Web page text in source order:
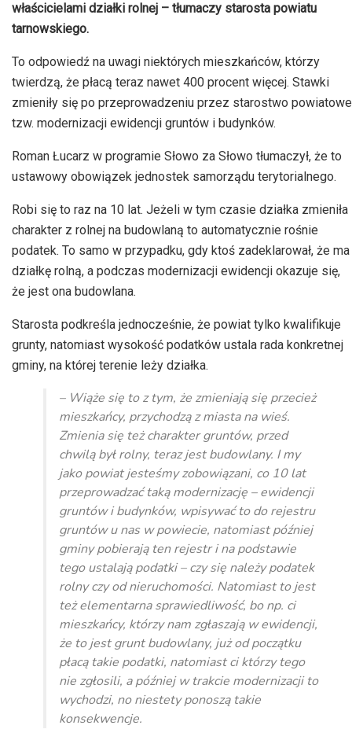
właścicielami działki rolnej – tłumaczy starosta powiatu
tarnowskiego.
To odpowiedź na uwagi niektórych mieszkańców, którzy
twierdzą, że płacą teraz nawet 400 procent więcej. Stawki
zmieniły się po przeprowadzeniu przez starostwo powiatowe
tzw. modernizacji ewidencji gruntów i budynków.
Roman Łucarz w programie Słowo za Słowo tłumaczył, że to
ustawowy obowiązek jednostek samorządu terytorialnego.
Robi się to raz na 10 lat. Jeżeli w tym czasie działka zmieniła
charakter z rolnej na budowlaną to automatycznie rośnie
podatek. To samo w przypadku, gdy ktoś zadeklarował, że ma
działkę rolną, a podczas modernizacji ewidencji okazuje się,
że jest ona budowlana.
Starosta podkreśla jednocześnie, że powiat tylko kwalifikuje
grunty, natomiast wysokość podatków ustala rada konkretnej
gminy, na której terenie leży działka.
– Wiąże się to z tym, że zmieniają się przecież
mieszkańcy, przychodzą z miasta na wieś.
Zmienia się też charakter gruntów, przed
chwilą był rolny, teraz jest budowlany. I my
jako powiat jesteśmy zobowiązani, co 10 lat
przeprowadzać taką modernizację – ewidencji
gruntów i budynków, wpisywać to do rejestru
gruntów u nas w powiecie, natomiast później
gminy pobierają ten rejestr i na podstawie
tego ustalają podatki – czy się należy podatek
rolny czy od nieruchomości. Natomiast to jest
też elementarna sprawiedliwość, bo np. ci
mieszkańcy, którzy nam zgłaszają w ewidencji,
że to jest grunt budowlany, już od początku
płacą takie podatki, natomiast ci którzy tego
nie zgłosili, a później w trakcie modernizacji to
wychodzi, no niestety ponoszą takie
konsekwencje.